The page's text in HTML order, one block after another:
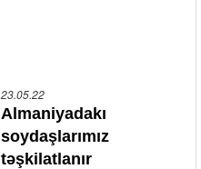
23.05.22
Almaniyadakı
soydaşlarımız
təşkilatlanır